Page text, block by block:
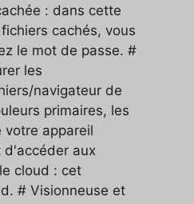
: dans cette
cachés, vous
le mot de passe. #
les
navigateur de
primaires, les
appareil
d'accéder aux
cloud : cet
# Visionneuse et